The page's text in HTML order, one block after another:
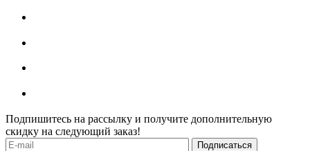
Подпишитесь на рассылку и получите дополнительную
скидку на следующий заказ!